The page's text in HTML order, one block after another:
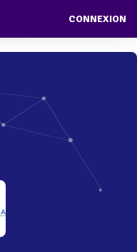
CONNEXION